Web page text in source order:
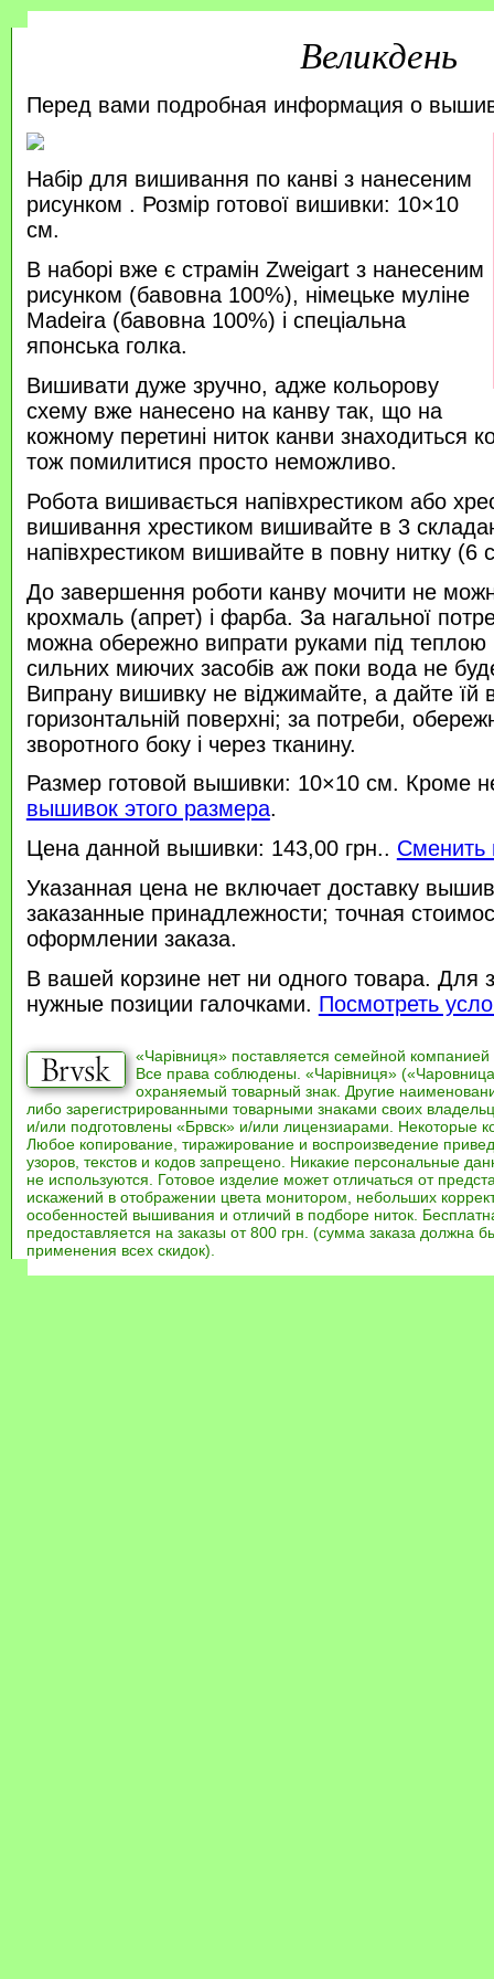
Великдень
Перед вами подробная информация о
Набір для вишивання по канві з нанесеним
рисунком . Розмір готової вишивки: 10×10
см.
В наборі вже є страмін Zweigart з нанесеним
рисунком (бавовна 100%), німецьке муліне
Madeira (бавовна 100%) і спеціальна
японська голка.
Вишивати дуже зручно, адже кольорову
схему вже нанесено на канву так, що на
кожному перетині ниток канви знаходиться
тож помилитися просто неможливо.
Робота вишивається напівхрестиком або
вишивання хрестиком вишивайте в 3
напівхрестиком вишивайте в повну нитку (6
До завершення роботи канву мочити не
крохмаль (апрет) і фарба. За нагальної
можна обережно випрати руками під
сильних миючих засобів аж поки вода не
Випрану вишивку не віджимайте, а дайте їй
горизонтальній поверхні; за потреби,
зворотного боку і через тканину.
Размер готовой вышивки: 10×10 см. Кроме
вышивок этого размера.
Цена данной вышивки: 143,00 грн.. Сменить
Указанная цена не включает доставку
заказанные принадлежности; точная
оформлении заказа.
В вашей корзине нет ни одного товара. Для
нужные позиции галочками. Посмотреть
«Чарівниця» поставляется семейной компанией
Все права соблюдены. «Чарівниця»
охраняемый товарный знак. Другие
либо зарегистрированными товарными знаками своих
и/или подготовлены «Брвск» и/или лицензиарами. Некоторые
Любое копирование, тиражирование и воспроизведение
узоров, текстов и кодов запрещено. Никакие персональные
не используются. Готовое изделие может отличаться от
искажений в отображении цвета монитором, небольших
особенностей вышивания и отличий в подборе ниток.
предоставляется на заказы от 800 грн. (сумма заказа должна
применения всех скидок).